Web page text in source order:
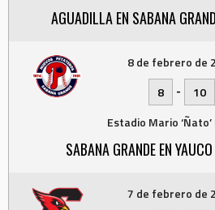
AGUADILLA EN SABANA
8 de febrero de
8
-
10
Estadio Mario
SABANA GRANDE EN
7 de febrero de